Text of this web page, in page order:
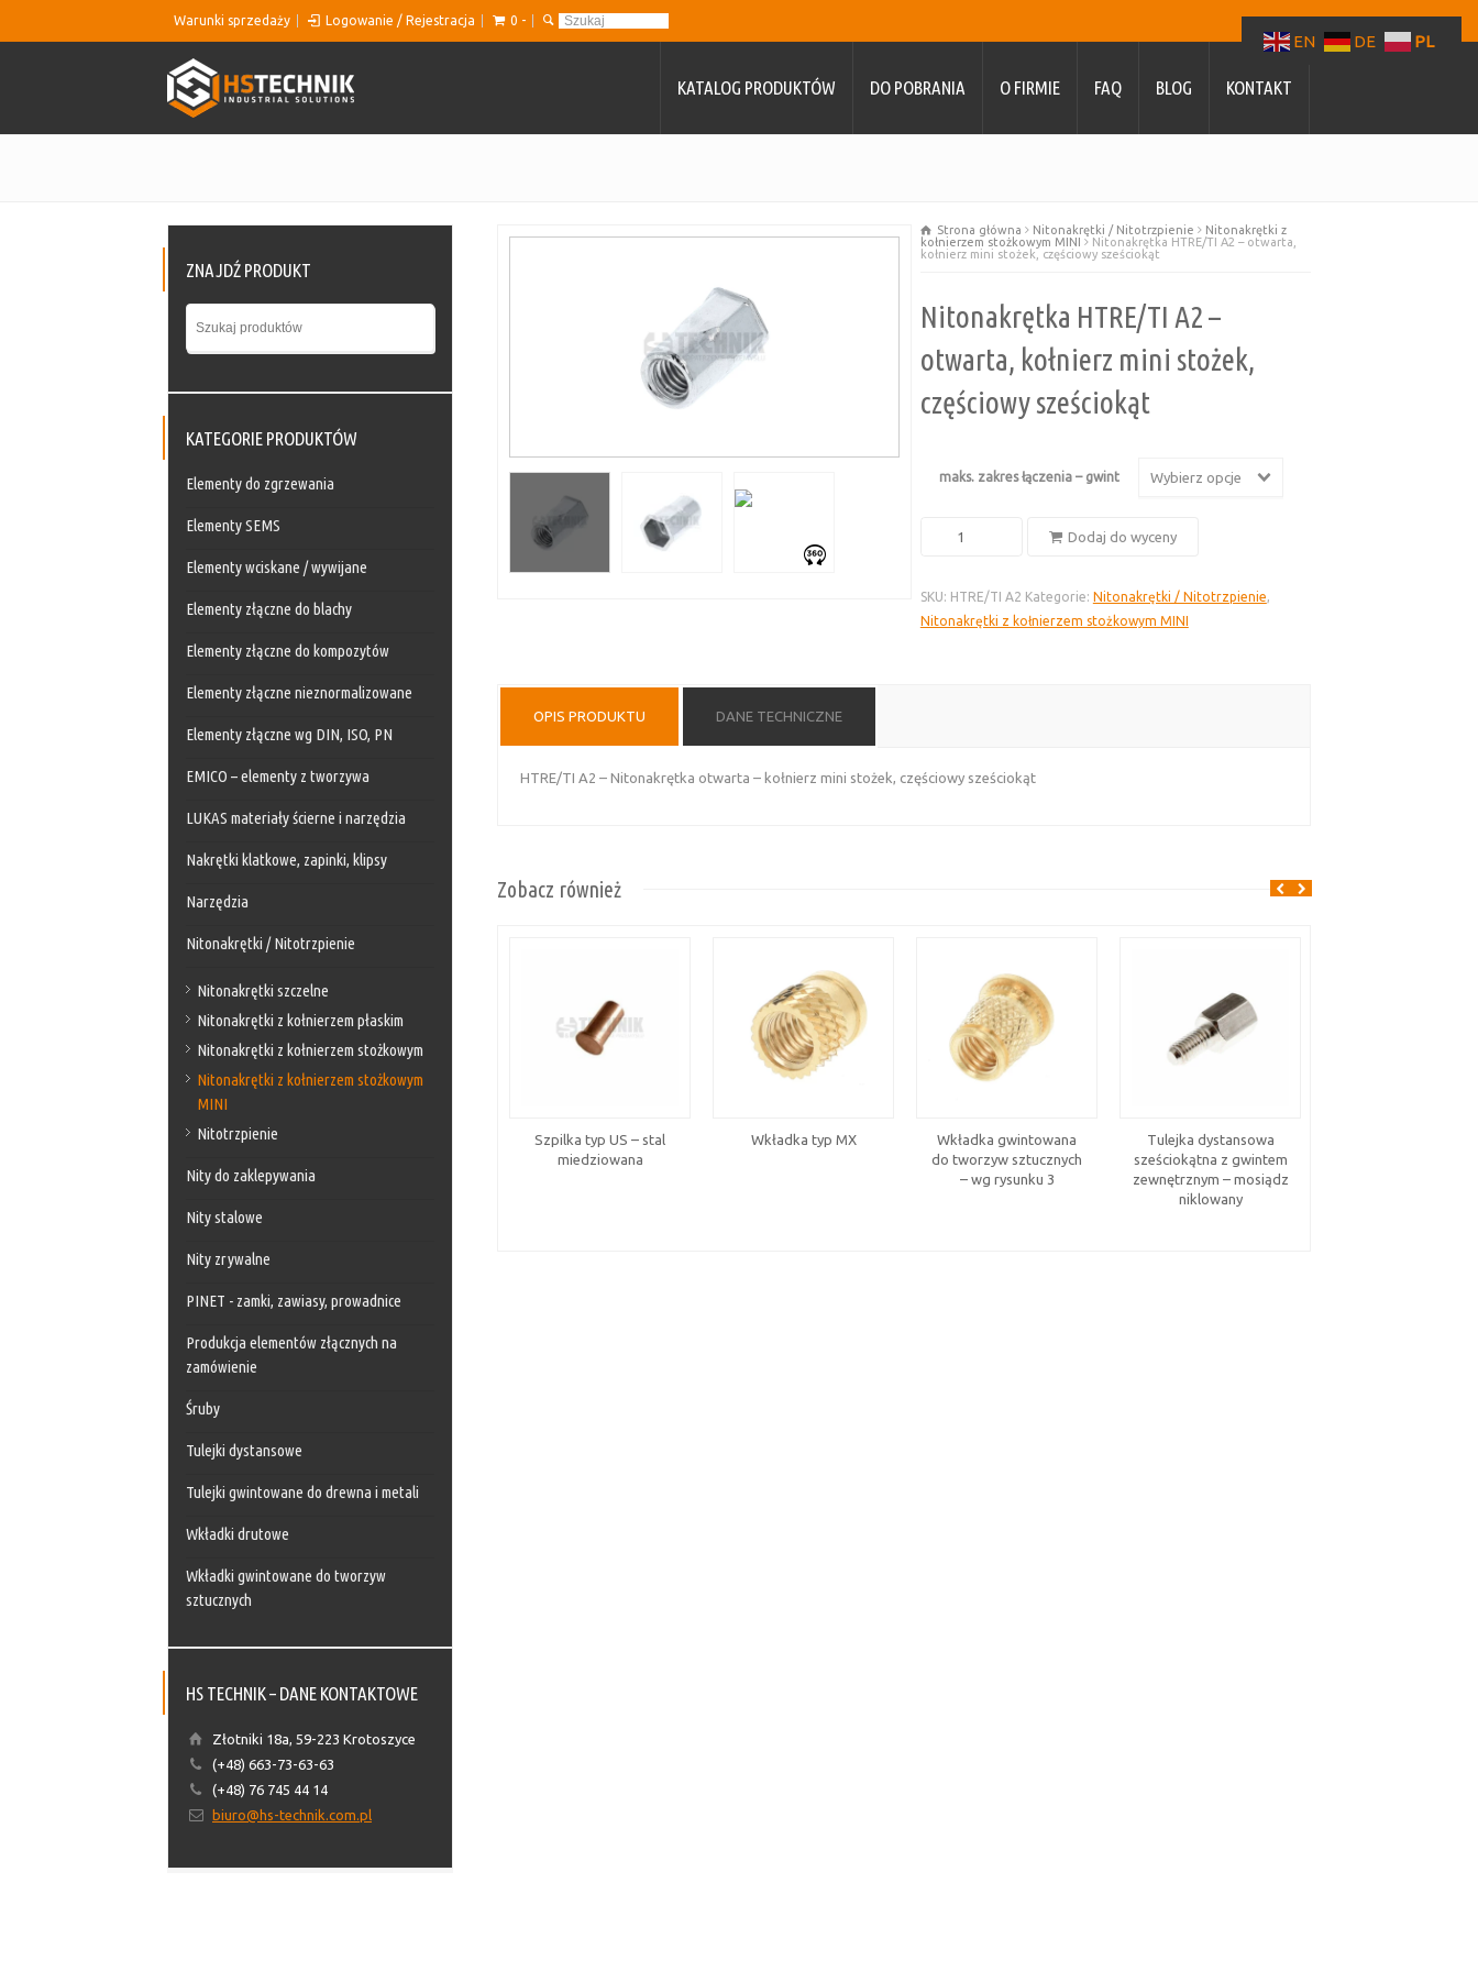
Warunki sprzedaży Logowanie / Rejestracja 0 -
KATALOG PRODUKTÓW DO POBRANIA O FIRMIE FAQ BLOG KONTAKT
Strona główna Nitonakrętki / Nitotrzpienie
Nitonakrętki z
kołnierzem stożkowym MINI
Nitonakrętka HTRE/TI A2 – otwarta,
kołnierz mini stożek, częściowy sześciokąt
Nitonakrętka HTRE/TI A2 –
otwarta, kołnierz mini stożek,
częściowy sześciokąt
maks. zakres łączenia – gwint Wybierz opcje
A2
–
sześciokąt
Dodaj do wyceny
SKU: HTRE/TI A2 Kategorie: Nitonakrętki / Nitotrzpienie,
Nitonakrętki z kołnierzem stożkowym MINI
OPIS PRODUKTU DANE TECHNICZNE
HTRE/TI A2 – Nitonakrętka otwarta – kołnierz mini stożek, częściowy sześciokąt
Zobacz również
Szpilka typ US – stal
miedziowana
Wkładka typ MX
Wkładka gwintowana
do tworzyw sztucznych
– wg rysunku 3
Tulejka dystansowa
sześciokątna z gwintem
zewnętrznym – mosiądz
niklowany
ZNAJDŹ PRODUKT
KATEGORIE PRODUKTÓW
Elementy do zgrzewania
Elementy SEMS
Elementy wciskane / wywijane
Elementy złączne do blachy
Elementy złączne do kompozytów
Elementy złączne nieznormalizowane
Elementy złączne wg DIN, ISO, PN
EMICO – elementy z tworzywa
LUKAS materiały ścierne i narzędzia
Nakrętki klatkowe, zapinki, klipsy
Narzędzia
Nitonakrętki / Nitotrzpienie
Nitonakrętki szczelne
Nitonakrętki z kołnierzem płaskim
Nitonakrętki z kołnierzem stożkowym
Nitonakrętki z kołnierzem stożkowym
MINI
Nitotrzpienie
Nity do zaklepywania
Nity stalowe
Nity zrywalne
PINET - zamki, zawiasy, prowadnice
Produkcja elementów złącznych na
zamówienie
Śruby
Tulejki dystansowe
Tulejki gwintowane do drewna i metali
Wkładki drutowe
Wkładki gwintowane do tworzyw
sztucznych
HS TECHNIK – DANE KONTAKTOWE
Złotniki 18a, 59-223 Krotoszyce
(+48) 663-73-63-63
(+48) 76 745 44 14
biuro@hs-technik.com.pl
EN DE PL